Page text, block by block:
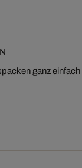
ganz einfach